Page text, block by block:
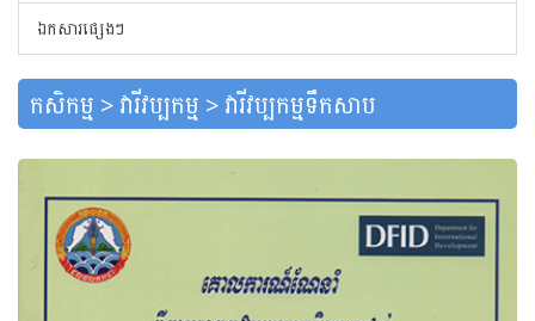
ឯកសារផ្សេងៗ
កសិកម្ម > វារីវប្បកម្ម > វារីវប្បកម្មទឹកសាប